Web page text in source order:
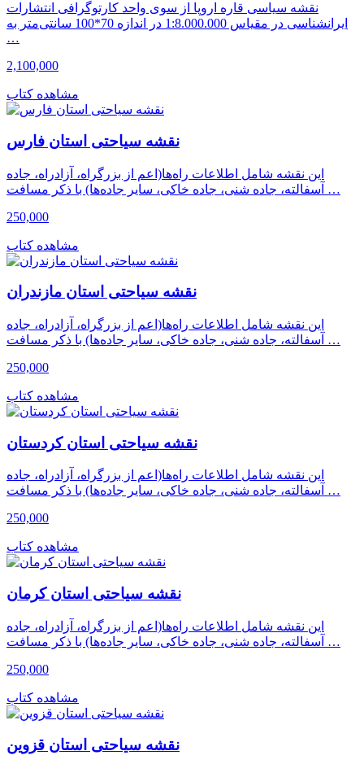
نقشه سیاسی قاره اروپا از سوی واحد کارتوگرافی انتشارات
ایرانشناسی در مقیاس 1:8.000.000 در اندازه 70*100 سانتی‌متر به
…
2,100,000
مشاهده کتاب
نقشه سیاحتی استان فارس
این نقشه شامل اطلاعات راه‌ها(اعم از بزرگراه، آزادراه، جاده
آسفالته، جاده شنی، جاده خاکی، سایر جاده‌ها) با ذکر مسافت …
250,000
مشاهده کتاب
نقشه سیاحتی استان مازندران
این نقشه شامل اطلاعات راه‌ها(اعم از بزرگراه، آزادراه، جاده
آسفالته، جاده شنی، جاده خاکی، سایر جاده‌ها) با ذکر مسافت …
250,000
مشاهده کتاب
نقشه سیاحتی استان کردستان
این نقشه شامل اطلاعات راه‌ها(اعم از بزرگراه، آزادراه، جاده
آسفالته، جاده شنی، جاده خاکی، سایر جاده‌ها) با ذکر مسافت …
250,000
مشاهده کتاب
نقشه سیاحتی استان کرمان
این نقشه شامل اطلاعات راه‌ها(اعم از بزرگراه، آزادراه، جاده
آسفالته، جاده شنی، جاده خاکی، سایر جاده‌ها) با ذکر مسافت …
250,000
مشاهده کتاب
نقشه سیاحتی استان قزوین